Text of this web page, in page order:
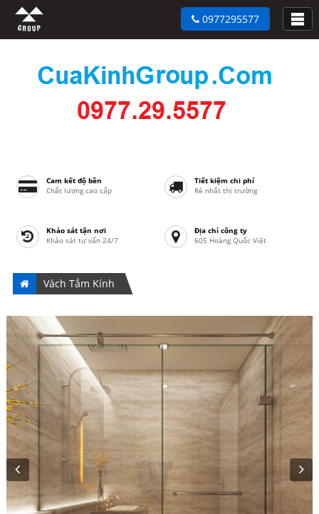
Cam kết độ bền
Chất lượng cao cấp
Tiết kiệm chi phí
Rẻ nhất thị trường
Khảo sát tận nơi
Khảo sát tư vấn 24/7
Địa chỉ công ty
605 Hoàng Quốc Việt
0977295577
Vách Tắm Kính